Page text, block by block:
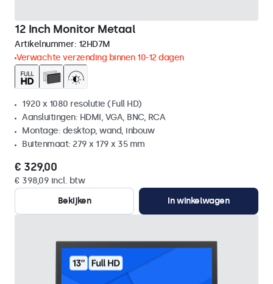
12 Inch Monitor Metaal
Artikelnummer: 12HD7M
Verwachte verzending binnen 10-12 dagen
1920 x 1080 resolutie (Full HD)
Aansluitingen: HDMI, VGA, BNC, RCA
Montage: desktop, wand, inbouw
Buitenmaat: 279 x 179 x 35 mm
€ 329,00
€ 398,09 incl. btw
Bekijken
In winkelwagen